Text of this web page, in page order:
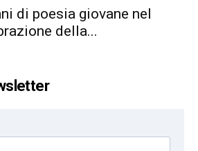
di poesia giovane nel
della...